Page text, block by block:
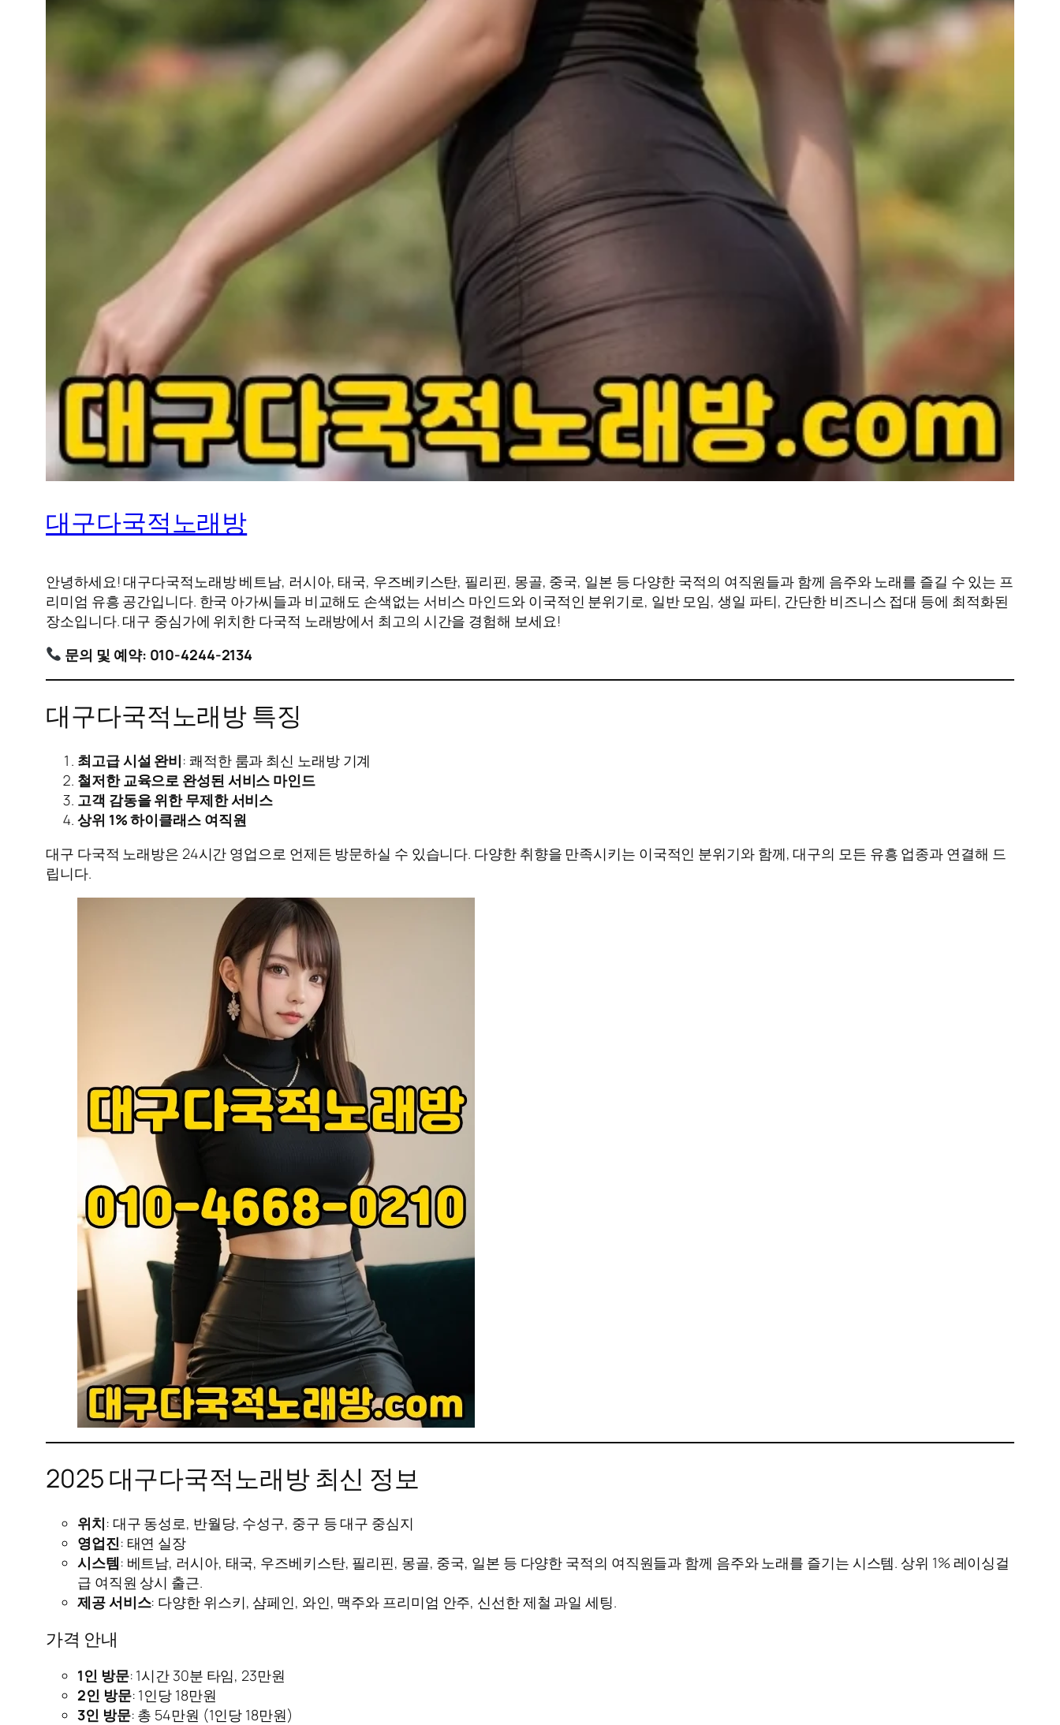
대구다국적노래방
안녕하세요! 대구다국적노래방 베트남, 러시아, 태국, 우즈베키스탄, 필리핀, 몽골, 중국, 일본 등 다양한 국적의 여직원들과 함께 음주와 노래를 즐길 수 있는 프
리미엄 유흥 공간입니다. 한국 아가씨들과 비교해도 손색없는 서비스 마인드와 이국적인 분위기로, 일반 모임, 생일 파티, 간단한 비즈니스 접대 등에 최적화된
장소입니다. 대구 중심가에 위치한 다국적 노래방에서 최고의 시간을 경험해 보세요!
문의 및 예약: 010-4244-2134
대구다국적노래방 특징
최고급 시설 완비: 쾌적한 룸과 최신 노래방 기계
철저한 교육으로 완성된 서비스 마인드
고객 감동을 위한 무제한 서비스
상위 1% 하이클래스 여직원
대구 다국적 노래방은 24시간 영업으로 언제든 방문하실 수 있습니다. 다양한 취향을 만족시키는 이국적인 분위기와 함께, 대구의 모든 유흥 업종과 연결해 드
립니다.
2025 대구다국적노래방 최신 정보
위치: 대구 동성로, 반월당, 수성구, 중구 등 대구 중심지
영업진: 태연 실장
시스템: 베트남, 러시아, 태국, 우즈베키스탄, 필리핀, 몽골, 중국, 일본 등 다양한 국적의 여직원들과 함께 음주와 노래를 즐기는 시스템. 상위 1% 레이싱걸
급 여직원 상시 출근.
제공 서비스: 다양한 위스키, 샴페인, 와인, 맥주와 프리미엄 안주, 신선한 제철 과일 세팅.
가격 안내
1인 방문: 1시간 30분 타임, 23만원
2인 방문: 1인당 18만원
3인 방문: 총 54만원 (1인당 18만원)